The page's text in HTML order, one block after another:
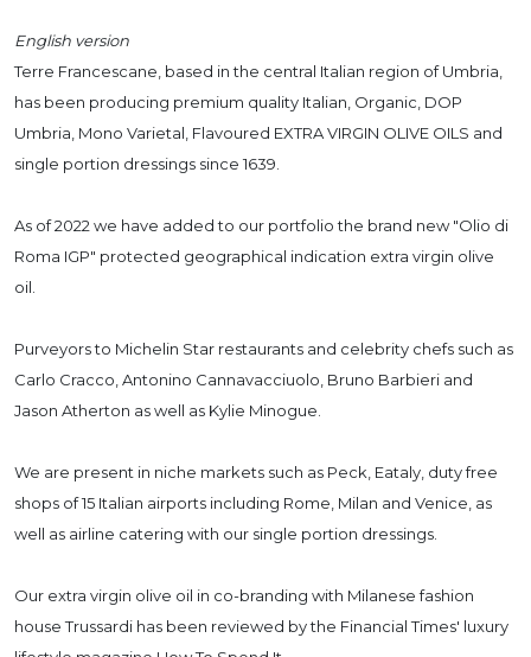
English version
Terre Francescane, based in the central Italian region of Umbria,
has been producing premium quality Italian, Organic, DOP
Umbria, Mono Varietal, Flavoured EXTRA VIRGIN OLIVE OILS and
single portion dressings since 1639.
As of 2022 we have added to our portfolio the brand new "Olio di
Roma IGP" protected geographical indication extra virgin olive
oil.
Purveyors to Michelin Star restaurants and celebrity chefs such as
Carlo Cracco, Antonino Cannavacciuolo, Bruno Barbieri and
Jason Atherton as well as Kylie Minogue.
We are present in niche markets such as Peck, Eataly, duty free
shops of 15 Italian airports including Rome, Milan and Venice, as
well as airline catering with our single portion dressings.
Our extra virgin olive oil in co-branding with Milanese fashion
house Trussardi has been reviewed by the Financial Times' luxury